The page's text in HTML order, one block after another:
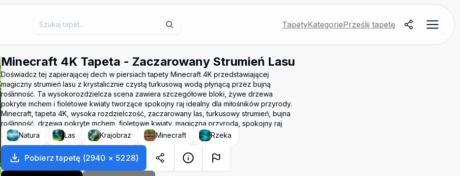
TapetyKategoriePrześlij tapetę
Minecraft 4K Tapeta - Zaczarowany Strumień Lasu
Doświadcz tej zapierającej dech w piersiach tapety Minecraft 4K przedstawiającej
magiczny strumień lasu z krystalicznie czystą turkusową wodą płynącą przez bujną
roślinność. Ta wysokorozdzielcza scena zawiera szczegółowe bloki, żywe drzewa
pokryte mchem i fioletowe kwiaty tworzące spokojny raj idealny dla miłośników przyrody.
Minecraft, tapeta 4K, wysoka rozdzielczość, zaczarowany las, turkusowy strumień, bujna
roślinność, drzewa pokryte mchem, fioletowe kwiaty, magiczna przyroda, spokojny raj
Natura
Las Krajobraz Minecraft Rzeka
Pobierz tapetę (2940 × 5228)